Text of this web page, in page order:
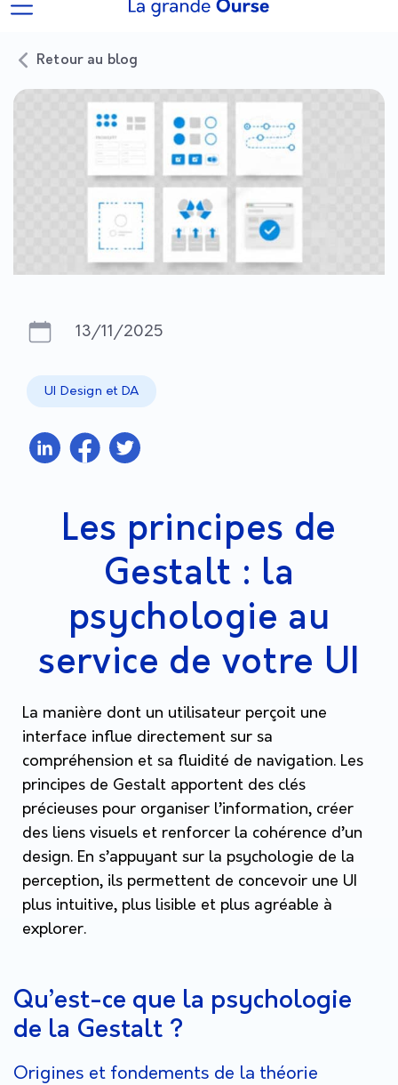
Retour au blog
13/11/2025
UI Design et DA
Les principes de
Gestalt : la
psychologie au
service de votre UI
La manière dont un utilisateur perçoit une
interface influe directement sur sa
compréhension et sa fluidité de navigation. Les
principes de Gestalt apportent des clés
précieuses pour organiser l’information, créer
des liens visuels et renforcer la cohérence d’un
design. En s’appuyant sur la psychologie de la
perception, ils permettent de concevoir une UI
plus intuitive, plus lisible et plus agréable à
explorer.
Qu’est-ce que la psychologie
de la Gestalt ?
Origines et fondements de la théorie